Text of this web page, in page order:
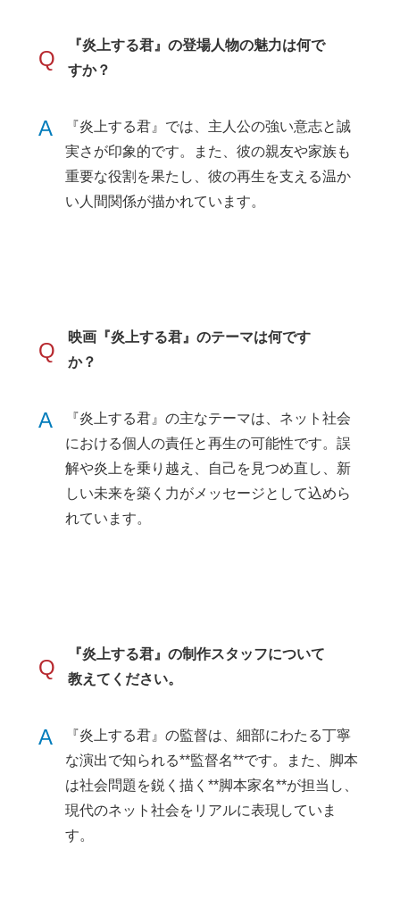
Q
『炎上する君』の登場人物の魅力は何で
すか？
A
『炎上する君』では、主人公の強い意志と誠
実さが印象的です。また、彼の親友や家族も
重要な役割を果たし、彼の再生を支える温か
い人間関係が描かれています。
Q
映画『炎上する君』のテーマは何です
か？
A
『炎上する君』の主なテーマは、ネット社会
における個人の責任と再生の可能性です。誤
解や炎上を乗り越え、自己を見つめ直し、新
しい未来を築く力がメッセージとして込めら
れています。
Q
『炎上する君』の制作スタッフについて
教えてください。
A
『炎上する君』の監督は、細部にわたる丁寧
な演出で知られる**監督名**です。また、脚本
は社会問題を鋭く描く**脚本家名**が担当し、
現代のネット社会をリアルに表現していま
す。